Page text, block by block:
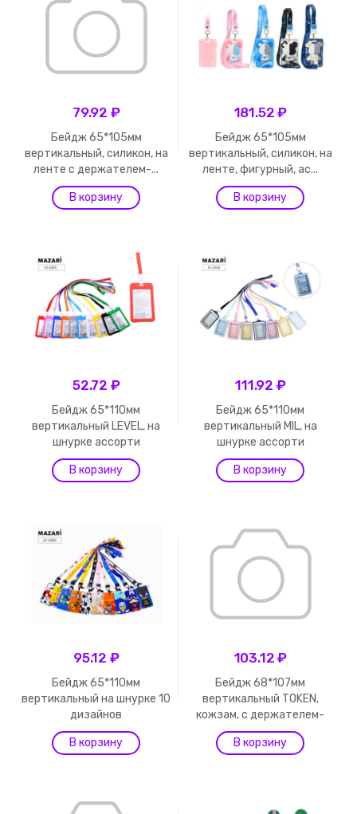
79.92 ₽
Бейдж 65*105мм
вертикальный, силикон, на
ленте с держателем-...
181.52 ₽
Бейдж 65*105мм
вертикальный, силикон, на
ленте, фигурный, ас...
52.72 ₽
Бейдж 65*110мм
вертикальный LEVEL, на
шнурке ассорти
111.92 ₽
Бейдж 65*110мм
вертикальный MIL, на
шнурке ассорти
95.12 ₽
Бейдж 65*110мм
вертикальный на шнурке 10
дизайнов
103.12 ₽
Бейдж 68*107мм
вертикальный TOKEN,
кожзам, с держателем-
руле...